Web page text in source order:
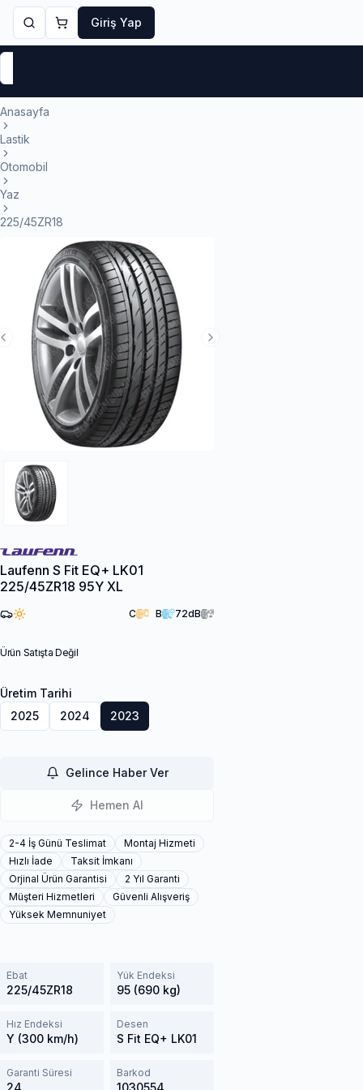
Giriş Yap
Anasayfa
Lastik
Otomobil
Yaz
225/45ZR18
Next Slide
Previous Slide
Laufenn S Fit EQ+ LK01
225/45ZR18 95Y XL
C B 72dB
Ürün Satışta Değil
Üretim Tarihi
2025
2024 2023
Gelince Haber Ver
Hemen Al
2-4 İş Günü Teslimat
Montaj Hizmeti
Hızlı İade
Taksit İmkanı
Orjinal Ürün Garantisi
2 Yıl Garanti
Müşteri Hizmetleri
Güvenli Alışveriş
Yüksek Memnuniyet
Ebat
225/45ZR18
Yük Endeksi
95 (690 kg)
Hız Endeksi
Y (300 km/h)
Desen
S Fit EQ+ LK01
Garanti Süresi
24
Barkod
1030554